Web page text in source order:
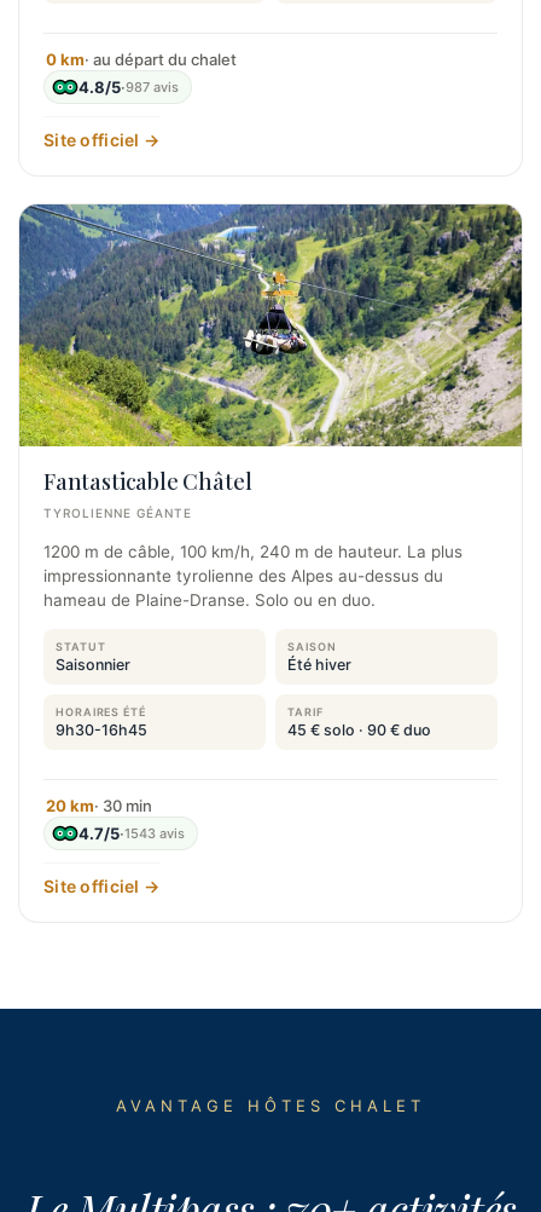
0 km· au départ du chalet
4.8/5·987 avis
Site officiel →
Fantasticable Châtel
TYROLIENNE GÉANTE
1200 m de câble, 100 km/h, 240 m de hauteur. La plus
impressionnante tyrolienne des Alpes au-dessus du
hameau de Plaine-Dranse. Solo ou en duo.
STATUT
Saisonnier
SAISON
Été hiver
HORAIRES ÉTÉ
9h30-16h45
TARIF
45 € solo · 90 € duo
20 km· 30 min
4.7/5·1543 avis
Site officiel →
AVANTAGE HÔTES CHALET